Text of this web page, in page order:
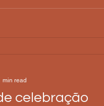
celebração
min read